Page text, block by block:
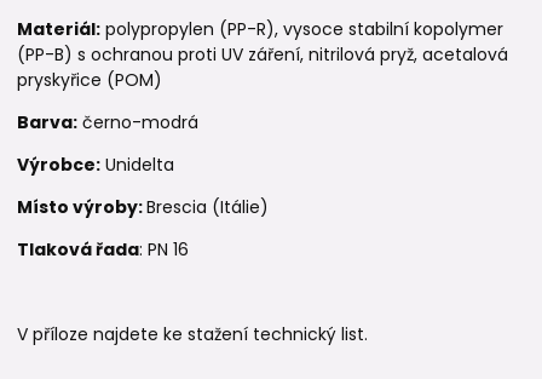
Materiál: polypropylen (PP-R), vysoce stabilní kopolymer
(PP-B) s ochranou proti UV záření, nitrilová pryž, acetalová
pryskyřice (POM)
Barva: černo-modrá
Výrobce: Unidelta
Místo výroby:Brescia (Itálie)
Tlaková řada: PN 16
V příloze najdete ke stažení technický list.